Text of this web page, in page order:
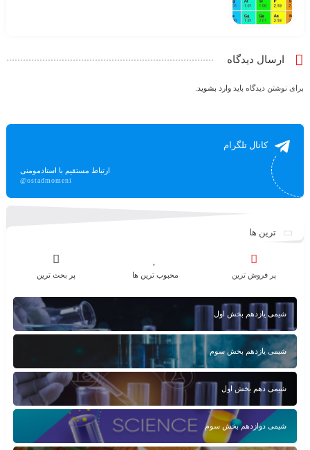
ارسال دیدگاه
برای نوشتن دیدگاه باید وارد بشوید
کانال تلگرام
ارتباط مستقیم با استادمومنی
@ostadmomeni
ترین ها
پر فروش ترین محبوب ترین ها پر بحث ترین
شیمی یازدهم بخش اول
شیمی یازدهم بخش سوم
شیمی دهم بخش اول
شیمی دوازدهم بخش سوم